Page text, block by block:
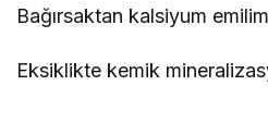
Bağırsaktan kalsiyum
Eksiklikte kemik